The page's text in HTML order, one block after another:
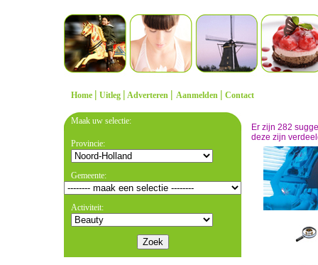
Home | Uitleg | Adverteren | Aanmelden | Contact
Maak uw selectie:
Provincie:
Gemeente:
Activiteit:
Er zijn 282
deze zijn